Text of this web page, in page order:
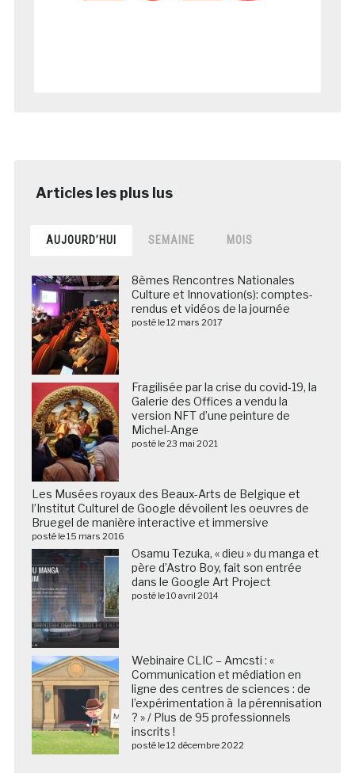
AUJOURD’HUI SEMAINE MOIS
8èmes Rencontres Nationales
Culture et Innovation(s): comptes-
rendus et vidéos de la journée
posté le 12 mars 2017
Fragilisée par la crise du covid-19, la
Galerie des Offices a vendu la
version NFT d’une peinture de
Michel-Ange
posté le 23 mai 2021
Les Musées royaux des Beaux-Arts de Belgique et
l’Institut Culturel de Google dévoilent les oeuvres de
Bruegel de manière interactive et immersive
posté le 15 mars 2016
Osamu Tezuka, « dieu » du manga et
père d’Astro Boy, fait son entrée
dans le Google Art Project
posté le 10 avril 2014
Webinaire CLIC – Amcsti : «
Communication et médiation en
ligne des centres de sciences : de
l’expérimentation à la pérennisation
? » / Plus de 95 professionnels
inscrits !
posté le 12 décembre 2022